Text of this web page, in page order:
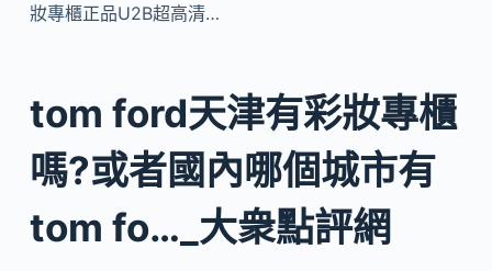
妝專櫃正品U2B超高清…
tom ford天津有彩妝專櫃
嗎?或者國內哪個城市有
tom fo…_大衆點評網